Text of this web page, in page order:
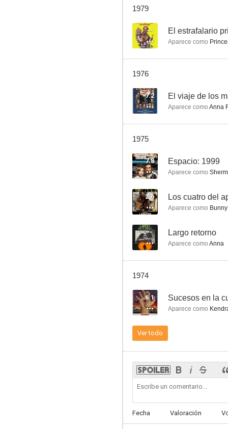
--
Largo retorno
La granja de Follyfoot
1979
-- El estrafalario
Aparece como
1976
7.2 El viaje de los
Aparece como Anna
1975
7.8 Espacio: 1999
Aparece como
2.6 Los cuatro del
Aparece como Bunny
-- Largo retorno
Aparece como Anna
1974
6.1 Sucesos en la
Aparece como
Ver todo
Fecha Valoración